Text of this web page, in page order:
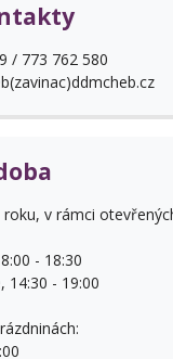
/ 773 762 580
v rámci
- 18:30
14:30 - 19:00